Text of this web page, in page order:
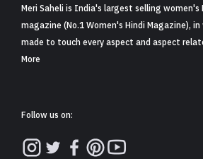
Meri Saheli is India's largest selling women's
magazine (No.1 Women's Hindi Magazine),
made to touch every aspect and aspect
More
Follow us on: